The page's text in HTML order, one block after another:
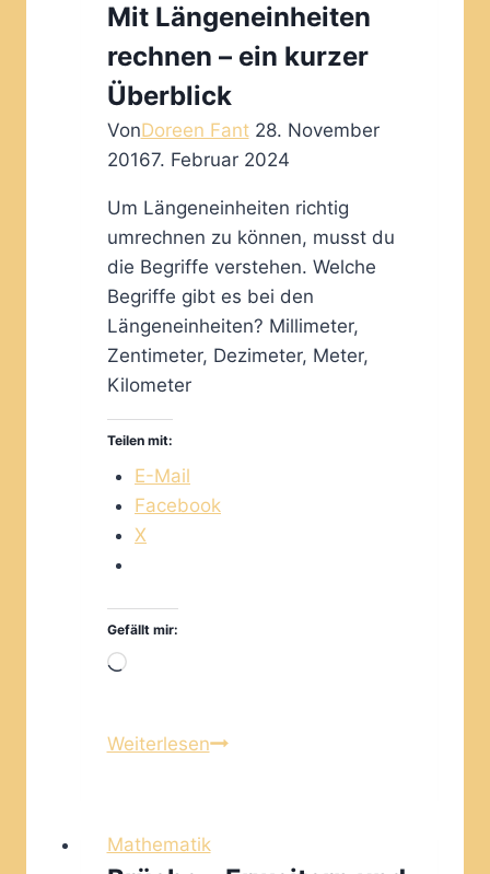
Mit Längeneinheiten
rechnen – ein kurzer
Überblick
VonDoreen Fant 28. November
20167. Februar 2024
Um Längeneinheiten richtig
umrechnen zu können, musst du
die Begriffe verstehen. Welche
Begriffe gibt es bei den
Längeneinheiten? Millimeter,
Zentimeter, Dezimeter, Meter,
Kilometer
Teilen mit:
E-Mail
Facebook
X
Gefällt mir:
Wird
WeiterlesenMit
ein
Mathematik